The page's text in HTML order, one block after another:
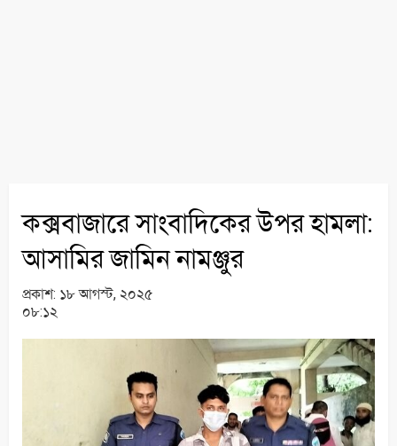
কক্সবাজারে সাংবাদিকের উপর হামলা:
আসামির জামিন নামঞ্জুর
প্রকাশ: ১৮ আগস্ট, ২০২৫
০৮:১২